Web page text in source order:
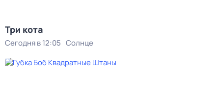
Три кота
Сегодня в 12:05 Солнце